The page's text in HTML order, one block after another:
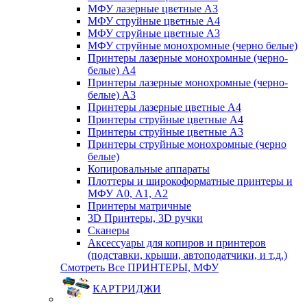
МФУ лазерные цветные A3
МФУ струйные цветные A4
МФУ струйные цветные A3
МФУ струйные монохромные (черно белые)
Принтеры лазерные монохромные (черно-
белые) A4
Принтеры лазерные монохромные (черно-
белые) A3
Принтеры лазерные цветные A4
Принтеры струйные цветные A4
Принтеры струйные цветные A3
Принтеры струйные монохромные (черно
белые)
Копировальные аппараты
Плоттеры и широкоформатные принтеры и
МФУ А0, А1, А2
Принтеры матричные
3D Принтеры, 3D ручки
Сканеры
Аксессуары для копиров и принтеров
(подставки, крыши, автоподатчики, и т.д.)
Смотреть Все ПРИНТЕРЫ, МФУ
КАРТРИДЖИ